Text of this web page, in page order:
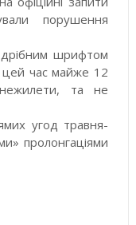
порушення
шрифтом
цей час майже 12
та не
угод травня-
пролонгаціями